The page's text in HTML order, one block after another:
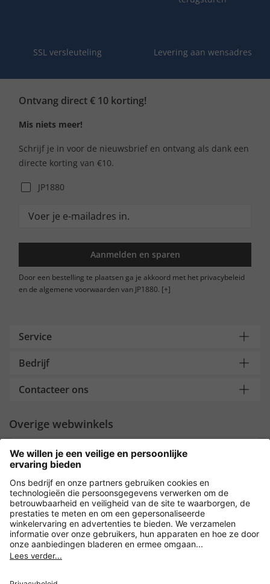
SSL versleuteling Levering aan wensadres
Ontvang direct € 10 korting!
Mis niets meer!
Schrijf je in voor de nieuwsbrief en ontvang als dank een
directe korting van €10.
JP1880
Aanmelden en sparen
Door een bestelling te plaatsen ga je akkoord met het privacybeleid
en de algemene voorwaarden van JP1880. [+]
Service
Bedrijf
Contacteer ons
Overige webwinkels
Nederland
Payment and Delivery
Versleuteling met